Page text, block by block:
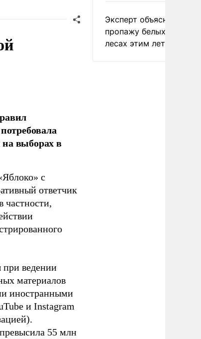
выборах в
с
ответчик
частности,
при ведении
материалов
иностранными
и Instagram
55 млн
Эксперт объяснил
пропажу белых грибов
лесах этим летом